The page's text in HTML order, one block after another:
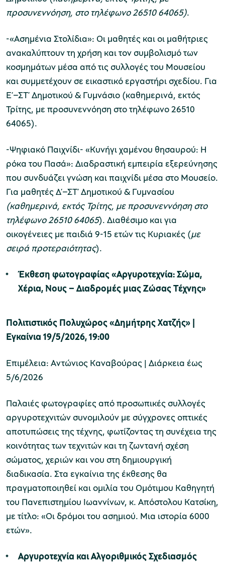
προσυνεννόηση, στο τηλέφωνο 26510 64065).
-«Ασημένια Στολίδια»: Οι μαθητές και οι μαθήτριες
ανακαλύπτουν τη χρήση και τον συμβολισμό των
κοσμημάτων μέσα από τις συλλογές του Μουσείου
και συμμετέχουν σε εικαστικό εργαστήρι σχεδίου. Για
Ε’–ΣΤ’ Δημοτικού & Γυμνάσιο (καθημερινά, εκτός
Τρίτης, με προσυνεννόηση στο τηλέφωνο 26510
64065).
-Ψηφιακό Παιχνίδι- «Κυνήγι χαμένου θησαυρού: Η
ρόκα του Πασά»: Διαδραστική εμπειρία εξερεύνησης
που συνδυάζει γνώση και παιχνίδι μέσα στο Μουσείο.
Για μαθητές Δ’–ΣΤ’ Δημοτικού & Γυμνασίου
(καθημερινά, εκτός Τρίτης, με προσυνεννόηση στο
τηλέφωνο 26510 64065). Διαθέσιμο και για
οικογένειες με παιδιά 9-15 ετών τις Κυριακές (με
σειρά προτεραιότητας).
Έκθεση φωτογραφίας «Αργυροτεχνία: Σώμα,
Χέρια, Νους – Διαδρομές μιας Ζώσας Τέχνης»
Πολιτιστικός Πολυχώρος «Δημήτρης Χατζής» |
Εγκαίνια 19/5/2026, 19:00
Επιμέλεια: Αντώνιος Καναβούρας | Διάρκεια έως
5/6/2026
Παλαιές φωτογραφίες από προσωπικές συλλογές
αργυροτεχνιτών συνομιλούν με σύγχρονες οπτικές
αποτυπώσεις της τέχνης, φωτίζοντας τη συνέχεια της
κοινότητας των τεχνιτών και τη ζωντανή σχέση
σώματος, χεριών και νου στη δημιουργική
διαδικασία. Στα εγκαίνια της έκθεσης θα
πραγματοποιηθεί και ομιλία του Ομότιμου Καθηγητή
του Πανεπιστημίου Ιωαννίνων, κ. Απόστολου Κατσίκη,
με τίτλο: «Οι δρόμοι του ασημιού. Μια ιστορία 6000
ετών».
Αργυροτεχνία και Αλγοριθμικός Σχεδιασμός